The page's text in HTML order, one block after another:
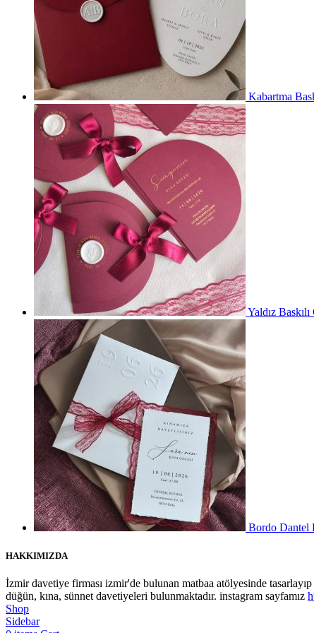
Kabartma
Yaldız
Bordo Dantel
HAKKIMIZDA
İzmir davetiye firması izmir'de bulunan matbaa atölyesinde
düğün, kına, sünnet davetiyeleri bulunmaktadır. instagram sayfamız
Shop
Sidebar